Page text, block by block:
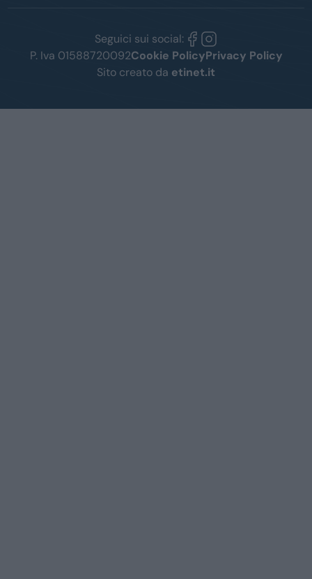
Seguici sui social:
P. Iva 01588720092Cookie PolicyPrivacy Policy
Sito creato da etinet.it